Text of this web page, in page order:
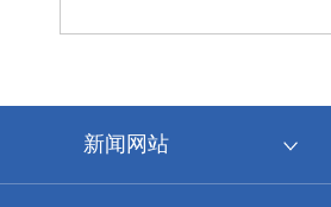
新闻网站